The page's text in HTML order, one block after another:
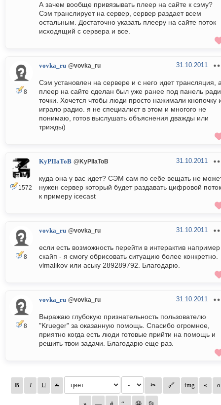
А зачем вообще привязывать плеер на сайте к сэму?
Сэм транслирует на сервер, сервер раздает всем
остальным. Достаточно указать плееру на сайте поток
исходящий с сервера и все.
8
vovka_ru @vovka_ru 31.10.2011
Сэм установлен на сервере и с него идет трансляция,
плеер на сайте сделан был уже ранее под панель
точки. Хочется чтобы люди просто нажимали кнопочку
играло радио. я не специалист в этом и многого не
понимаю, готов выслушать объяснения дважды или
трижды)
1572
KyPIIaToB @KyPIIaToB 31.10.2011
куда она у вас идет? СЭМ сам по себе вещать не
нужен сервер который будет раздавать цифровой
к примеру icecast
8
vovka_ru @vovka_ru 31.10.2011
если есть возможность перейти в интерактив
скайп - я смогу обрисовать ситуацию более конкретно.
vlmalikov или аську 289289792. Благодарю.
8
vovka_ru @vovka_ru 31.10.2011
Выражаю глубокую признательность пользователю
"Krueger" за оказанную помощь. Спасибо огромное,
приятно когда есть люди готовые прийти на помощь и
решить твои задачи. Благодарю еще раз.